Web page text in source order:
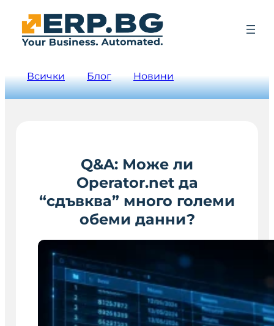
Всички Блог Новини
Q&A: Може ли
Operator.net да
“сдъвква” много големи
обеми данни?